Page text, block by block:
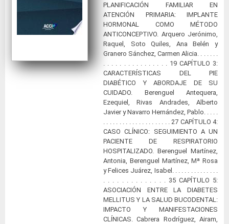
PLANIFICACIÓN FAMILIAR EN
ATENCIÓN PRIMARIA: IMPLANTE
HORMONAL COMO MÉTODO
ANTICONCEPTIVO. Arquero Jerónimo,
Raquel, Soto Quiles, Ana Belén y
Granero Sánchez, Carmen Alicia. . . . . . .
. . . . . . . . . . . . . . . . 19 CAPÍTULO 3:
CARACTERÍSTICAS DEL PIE
DIABÉTICO Y ABORDAJE DE SU
CUIDADO. Berenguel Antequera,
Ezequiel, Rivas Andrades, Alberto
Javier y Navarro Hernández, Pablo. . . . .
. . . . . . . . . . . . . . . . . . . . . 27 CAPÍTULO 4:
CASO CLÍNICO: SEGUIMIENTO A UN
PACIENTE DE RESPIRATORIO
HOSPITALIZADO. Berenguel Martínez,
Antonia, Berenguel Martínez, Mª Rosa
y Felices Juárez, Isabel. . . . . . . . . . . . . . .
. . . . . . . . . . . . . . 35 CAPÍTULO 5:
ASOCIACIÓN ENTRE LA DIABETES
MELLITUS Y LA SALUD BUCODENTAL:
IMPACTO Y MANIFESTACIONES
CLÍNICAS. Cabrera Rodríguez, Airam,